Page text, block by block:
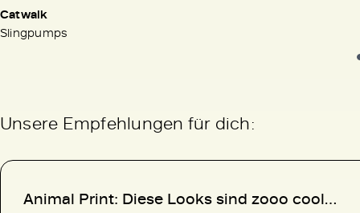
Catwalk
Slingpumps
Unsere Empfehlungen für dich:
Animal Print: Diese Looks sind zooo cool…